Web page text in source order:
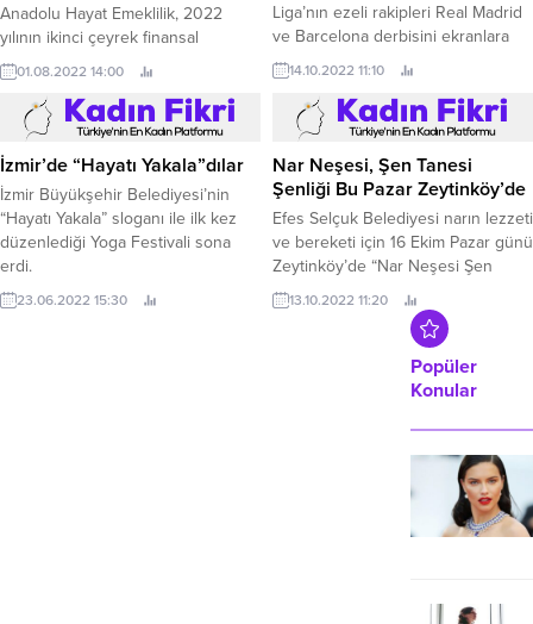
Anadolu Hayat Emeklilik, 2022
yılının ikinci çeyrek finansal
sonuçlarını açıkladı.
01.08.2022 14:00
Liga’nın ezeli rakipleri Real Madrid
ve Barcelona derbisini ekranlara
getiriyor.
14.10.2022 11:10
İzmir’de “Hayatı Yakala”dılar
İzmir Büyükşehir Belediyesi’nin
“Hayatı Yakala” sloganı ile ilk kez
düzenlediği Yoga Festivali sona
erdi.
23.06.2022 15:30
Nar Neşesi, Şen Tanesi
Şenliği Bu Pazar Zeytinköy’de
Efes Selçuk Belediyesi narın lezzeti
ve bereketi için 16 Ekim Pazar günü
Zeytinköy’de “Nar Neşesi Şen
Tanesi” Şenliği’ni düzenliyor.
13.10.2022 11:20
Popüler
Konular